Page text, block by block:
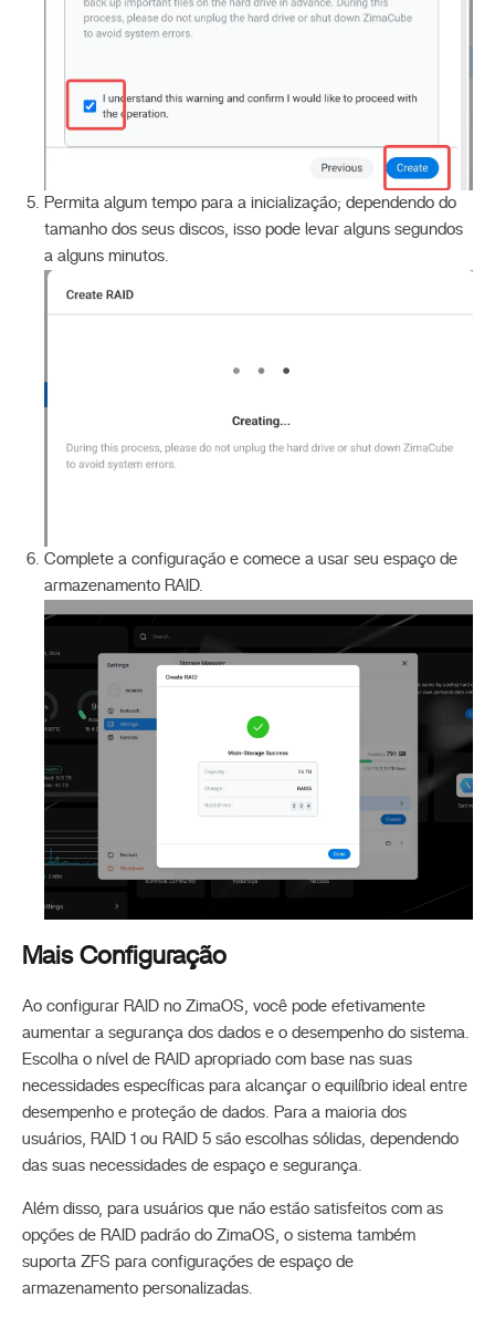
Permita algum tempo para a inicialização; dependendo do
tamanho dos seus discos, isso pode levar alguns segundos
a alguns minutos.
Complete a configuração e comece a usar seu espaço de
armazenamento RAID.
Mais Configuração
Ao configurar RAID no ZimaOS, você pode efetivamente
aumentar a segurança dos dados e o desempenho do sistema.
Escolha o nível de RAID apropriado com base nas suas
necessidades específicas para alcançar o equilíbrio ideal entre
desempenho e proteção de dados. Para a maioria dos
usuários, RAID 1 ou RAID 5 são escolhas sólidas, dependendo
das suas necessidades de espaço e segurança.
Além disso, para usuários que não estão satisfeitos com as
opções de RAID padrão do ZimaOS, o sistema também
suporta ZFS para configurações de espaço de
armazenamento personalizadas.